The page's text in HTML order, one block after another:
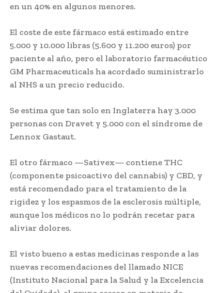
en un 40% en algunos menores.
El coste de este fármaco está estimado entre
5.000 y 10.000 libras (5.600 y 11.200 euros) por
paciente al año, pero el laboratorio farmacéutico
GM Pharmaceuticals ha acordado suministrarlo
al NHS a un precio reducido.
Se estima que tan solo en Inglaterra hay 3.000
personas con Dravet y 5.000 con el síndrome de
Lennox Gastaut.
El otro fármaco —Sativex— contiene THC
(componente psicoactivo del cannabis) y CBD, y
está recomendado para el tratamiento de la
rigidez y los espasmos de la esclerosis múltiple,
aunque los médicos no lo podrán recetar para
aliviar dolores.
El visto bueno a estas medicinas responde a las
nuevas recomendaciones del llamado NICE
(Instituto Nacional para la Salud y la Excelencia